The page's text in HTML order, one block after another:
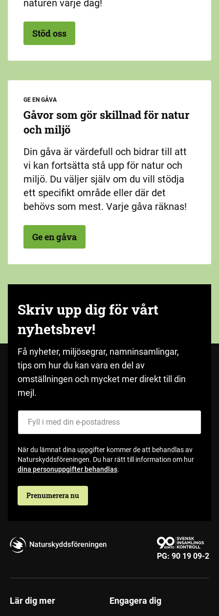
naturen varje dag!
Stöd oss
GE EN GÅVA
Gåvor som gör skillnad för natur
och miljö
Din gåva är värdefull och bidrar till att
vi kan fortsätta stå upp för natur och
miljö. Du väljer själv om du vill stödja
ett specifikt område eller där det
behövs som mest. Varje gåva räknas!
Ge en gåva
Skriv upp dig för vårt
nyhetsbrev!
Få nyheter, miljösegrar, namninsamlingar,
tips om hur du kan vara en del av
omställningen och mycket mer direkt till din
mejl.
När du lämnat dina uppgifter kommer de att behandlas av
Naturskyddsföreningen. Du har rätt till information om hur
dina personuppgifter behandlas.
Prenumerera nu
PG: 90 19 09-2
Lär dig mer Engagera dig